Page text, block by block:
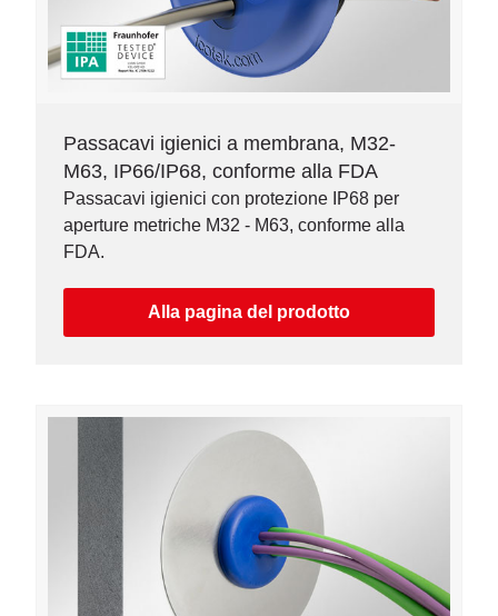
Passacavi igienici a membrana, M32-
M63, IP66/IP68, conforme alla FDA
Passacavi igienici con protezione IP68 per
aperture metriche M32 - M63, conforme alla
FDA.
Alla pagina del prodotto